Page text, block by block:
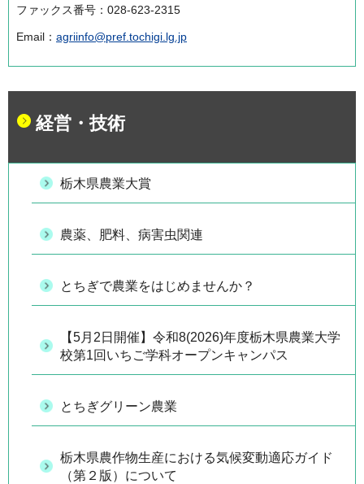
ファックス番号：028-623-2315
Email： agriinfo@pref.tochigi.lg.jp
経営・技術
栃木県農業大賞
農薬、肥料、病害虫関連
とちぎで農業をはじめませんか？
【5月2日開催】令和8(2026)年度栃木県農業大学
校第1回いちご学科オープンキャンパス
とちぎグリーン農業
栃木県農作物生産における気候変動適応ガイド
（第２版）について